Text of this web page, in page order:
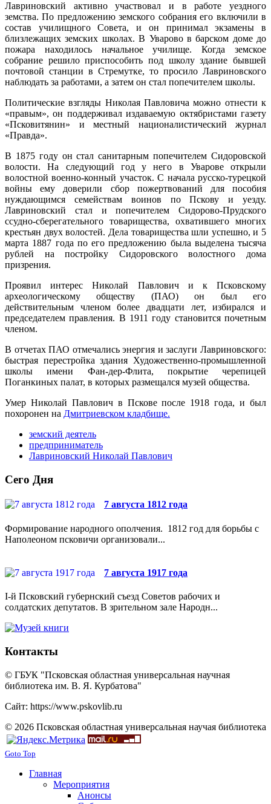
Лавриновский активно участвовал и в работе уездного
земства. По предложению земского собрания его включили в
состав училищного Совета, и он принимал экзамены в
близлежащих земских школах. В Уварово в барском доме до
пожара находилось начальное училище. Когда земское
собрание решило приспособить под школу здание бывшей
почтовой станции в Стремутке, то просило Лавриновского
на­блюдать за работами, а затем он стал попечителем школы.
Политические взгляды Николая Павловича можно отнести к
«правым», он поддерживал издаваемую октябристами газету
«Псковитянин» и местный националистический журнал
«Правда».
В 1875 году он стал санитарным попечителем Сидоровской
волости. На следующий год у него в Уварове открыли
волостной военно-конный участок. С начала русско-турецкой
войны ему доверили сбор пожертвований для пособия
нуждающимся семействам воинов по Пскову и уезду.
Лавринов­ский стал и попечителем Сидорово-Прудского
ссудно-сберегательного товарищества, охватившего многих
крестьян двух волостей. Дела това­рищества шли успешно, и 5
марта 1887 года по его предложению была вы­делена тысяча
рублей на постройку Сидоровского волостного дома
призрения.
Проявил интерес Николай Павлович и к Псковскому
археологическому обществу (ПАО) он был его
действительным членом более двадцати лет, избирался и
председателем правления. В 1911 году становится почетным
членом.
В отчетах ПАО отмечались энергия и заслуги Лавриновского:
быстрая перестройка здания Художественно-промышленной
школы имени Фан-дер-Флита, покрытие черепицей
Поганкиных палат, в которых размещался музей общества.
Умер Николай Павлович в Пскове после 1918 года, и был
похоронен на Дмитриевском кладбище.
земский деятель
предприниматель
Лавриновский Николай Павлович
Сего Дня
7 августа 1812 года
Формирование народного ополчения. 1812 год для борьбы с
Наполеоном псковичи организовали...
7 августа 1917 года
I-й Псковский губернский съезд Советов рабочих и
солдатских депутатов. В зрительном зале Народн...
Контакты
© ГБУК "Псковская областная универсальная научная
библиотека им. В. Я. Курбатова"
Сайт: https://www.pskovlib.ru
© 2026 Псковская областная универсальная научая библиотека
Goto Top
Главная
Мероприятия
Анонсы